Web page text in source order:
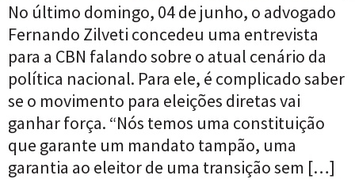
No último domingo, 04 de junho, o advogado
Fernando Zilveti concedeu uma entrevista
para a CBN falando sobre o atual cenário da
política nacional. Para ele, é complicado saber
se o movimento para eleições diretas vai
ganhar força. “Nós temos uma constituição
que garante um mandato tampão, uma
garantia ao eleitor de uma transição sem […]